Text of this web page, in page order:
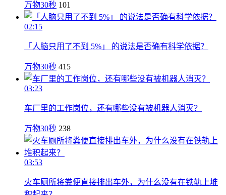
万物30秒 101
02:15
「人脑只用了不到 5%」 的说法是否确有科学依据？
万物30秒 415
03:23
车厂里的工作岗位，还有哪些没有被机器人消灭？
万物30秒 238
03:53
火车厕所将粪便直接排出车外，为什么没有在铁轨上堆